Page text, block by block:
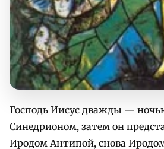
Господь Иисус дважды —
Синедрионом, затем он
Иродом Антипой, снова